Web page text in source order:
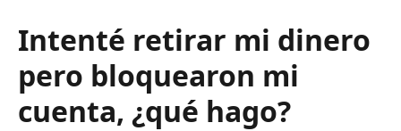
Intenté retirar mi dinero
pero bloquearon mi
cuenta, ¿qué hago?